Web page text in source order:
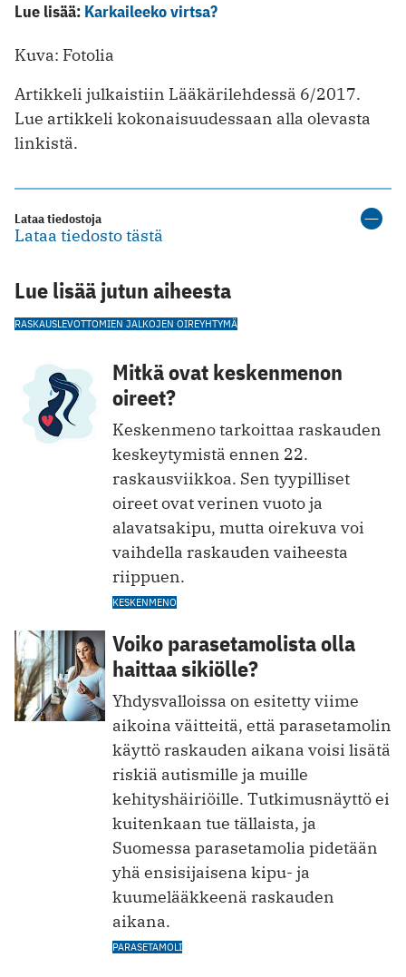
Lue lisää: Karkaileeko virtsa?
Kuva: Fotolia
Artikkeli julkaistiin Lääkärilehdessä 6/2017.
Lue artikkeli kokonaisuudessaan alla olevasta
linkistä.
Lataa tiedostoja
Lataa tiedosto tästä
Lue lisää jutun aiheesta
RASKAUSLEVOTTOMIEN JALKOJEN OIREYHTYMÄ
Mitkä ovat keskenmenon
oireet?
Keskenmeno tarkoittaa raskauden
keskeytymistä ennen 22.
raskausviikkoa. Sen tyypilliset
oireet ovat verinen vuoto ja
alavatsakipu, mutta oirekuva voi
vaihdella raskauden vaiheesta
riippuen.
KESKENMENO
Voiko parasetamolista olla
haittaa sikiölle?
Yhdysvalloissa on esitetty viime
aikoina väitteitä, että parasetamolin
käyttö raskauden aikana voisi lisätä
riskiä autismille ja muille
kehityshäiriöille. Tutkimusnäyttö ei
kuitenkaan tue tällaista, ja
Suomessa parasetamolia pidetään
yhä ensisijaisena kipu- ja
kuumelääkkeenä raskauden
aikana.
PARASETAMOLI